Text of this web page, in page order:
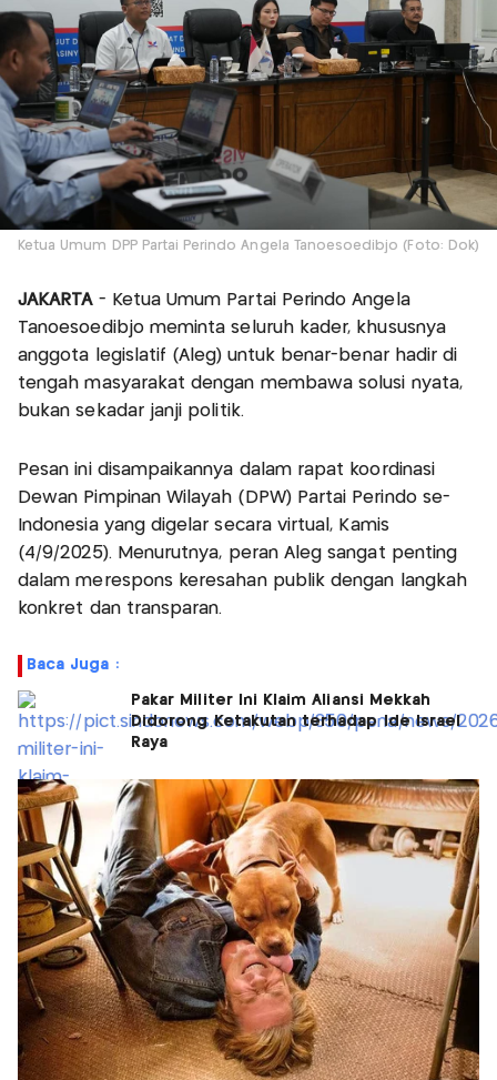
Ketua Umum DPP Partai Perindo Angela Tanoesoedibjo (Foto: Dok)
JAKARTA - Ketua Umum Partai Perindo Angela
Tanoesoedibjo meminta seluruh kader, khususnya
anggota legislatif (Aleg) untuk benar-benar hadir di
tengah masyarakat dengan membawa solusi nyata,
bukan sekadar janji politik.
Pesan ini disampaikannya dalam rapat koordinasi
Dewan Pimpinan Wilayah (DPW) Partai Perindo se-
Indonesia yang digelar secara virtual, Kamis
(4/9/2025). Menurutnya, peran Aleg sangat penting
dalam merespons keresahan publik dengan langkah
konkret dan transparan.
Baca Juga :
Pakar Militer Ini Klaim Aliansi Mekkah
Didorong Ketakutan terhadap Ide Israel
Raya